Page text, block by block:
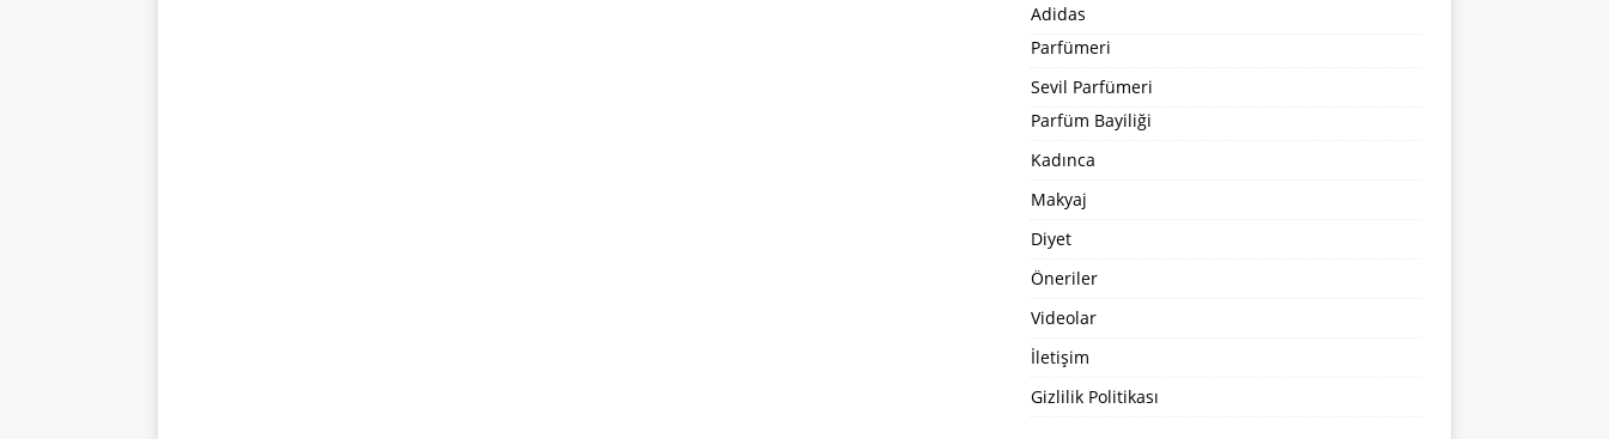
Adidas
Parfümeri
Sevil Parfümeri
Parfüm Bayiliği
Kadınca
Makyaj
Diyet
Öneriler
Videolar
İletişim
Gizlilik Politikası